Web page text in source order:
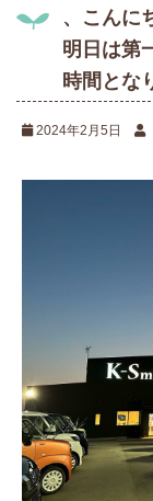
、こんに
明日は第
時間とな
2024年2月5日